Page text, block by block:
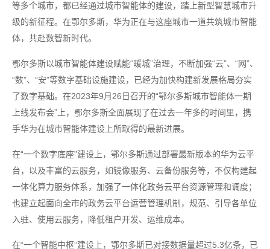
等多个城市，都已经通过城市智能体的建设，踏上新型智慧城市升
级的新征程。在鄂尔多斯，华为正在与这座城市一道共筑城市智能
体，共赴数智新时代。
鄂尔多斯以城市智能体建设赋能“暖城”治理，不断加强“云”、“网”、
“数”、“安”等数字基础设施建设，已经为加快构建新发展格局夯实
了数字基础。在2023年9月26日召开的“鄂尔多斯城市智能体一期
上线发布会”上，鄂尔多斯全面展现了在过去一年多的时间里，携
手华为在城市智能体建设上所取得的最新进展。
在“一个数字底座”建设上，鄂尔多斯通过部署最新版本的华为云平
台，以及丰富的云服务，如镜像服务、云备份服务等，不仅构建起
一体化算力服务体系，加强了一体化政务云平台资源管理和调度；
也建立起面向全市的政务云平台运营管理机制，规范、引导各单位
入驻、使用云服务，降低租户开发、运维成本。
在“一个智能中枢”建设上，鄂尔多斯已对接数据量超过5.3亿条，已